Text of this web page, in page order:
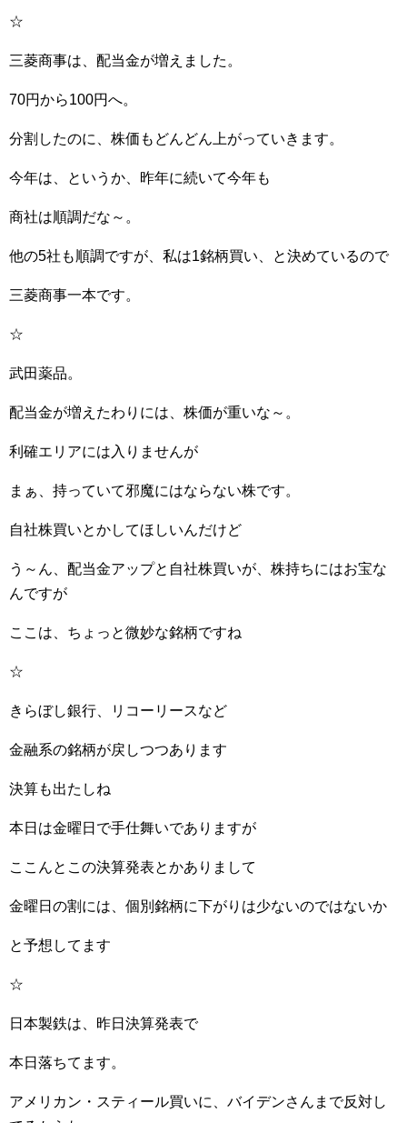
☆
三菱商事は、配当金が増えました。
70円から100円へ。
分割したのに、株価もどんどん上がっていきます。
今年は、というか、昨年に続いて今年も
商社は順調だな～。
他の5社も順調ですが、私は1銘柄買い、と決めているので
三菱商事一本です。
☆
武田薬品。
配当金が増えたわりには、株価が重いな～。
利確エリアには入りませんが
まぁ、持っていて邪魔にはならない株です。
自社株買いとかしてほしいんだけど
う～ん、配当金アップと自社株買いが、株持ちにはお宝な
んですが
ここは、ちょっと微妙な銘柄ですね
☆
きらぼし銀行、リコーリースなど
金融系の銘柄が戻しつつあります
決算も出たしね
本日は金曜日で手仕舞いでありますが
ここんとこの決算発表とかありまして
金曜日の割には、個別銘柄に下がりは少ないのではないか
と予想してます
☆
日本製鉄は、昨日決算発表で
本日落ちてます。
アメリカン・スティール買いに、バイデンさんまで反対し